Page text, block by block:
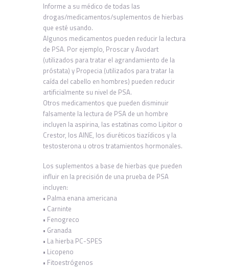
Informe a su médico de todas las
drogas/medicamentos/suplementos de hierbas
que esté usando.
Algunos medicamentos pueden reducir la lectura
de PSA. Por ejemplo, Proscar y Avodart
(utilizados para tratar el agrandamiento de la
próstata) y Propecia (utilizados para tratar la
caída del cabello en hombres) pueden reducir
artificialmente su nivel de PSA.
Otros medicamentos que pueden disminuir
falsamente la lectura de PSA de un hombre
incluyen la aspirina, las estatinas como Lipitor o
Crestor, los AINE, los diuréticos tiazídicos y la
testosterona u otros tratamientos hormonales.
Los suplementos a base de hierbas que pueden
influir en la precisión de una prueba de PSA
incluyen:
• Palma enana americana
• Carninte
• Fenogreco
• Granada
• La hierba PC-SPES
• Licopeno
• Fitoestrógenos